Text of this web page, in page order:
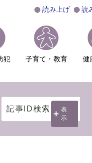
読み上げ 読
犯 子育て・教育 健
記事ID検索
表
示